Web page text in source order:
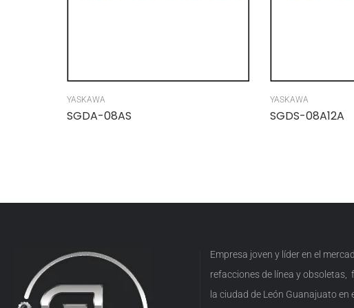
YASKAWA
SGDA-08AS
YASKAWA
SGDS-08A12A
Empresa joven y líder en el
refacciones de línea y obsoletas,
la ciudad de León Guanajuato en